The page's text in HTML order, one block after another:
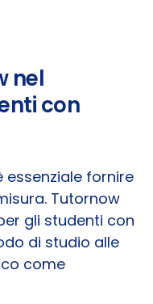
nel
con
essenziale fornire
Tutornow
gli studenti con
di studio alle
come